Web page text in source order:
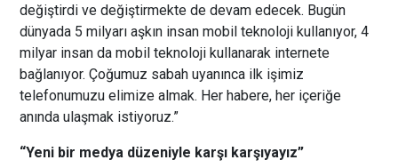
değiştirdi ve değiştirmekte de devam edecek. Bugün
dünyada 5 milyarı aşkın insan mobil teknoloji kullanıyor, 4
milyar insan da mobil teknoloji kullanarak internete
bağlanıyor. Çoğumuz sabah uyanınca ilk işimiz
telefonumuzu elimize almak. Her habere, her içeriğe
anında ulaşmak istiyoruz.”
“Yeni bir medya düzeniyle karşı karşıyayız”